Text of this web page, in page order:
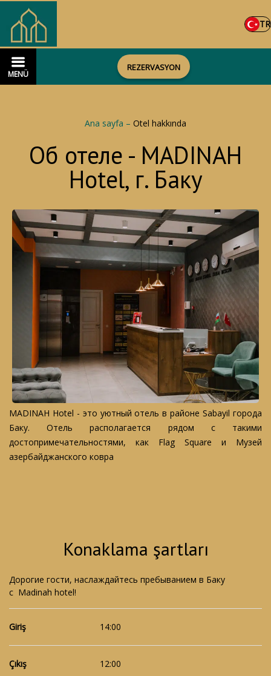
TR
MENÜ
REZERVASYON
Ana sayfa – Otel hakkında
Об отеле - MADINAH
Hotel, г. Баку
MADINAH Hotel - это уютный отель в районе Sabayil города
Баку. Отель располагается рядом с такими
достопримечательностями, как Flag Square и Музей
азербайджанского ковра
Konaklama şartları
Дорогие гости, наслаждайтесь пребыванием в Баку
с Madinah hotel!
Giriş 14:00
Çıkış 12:00